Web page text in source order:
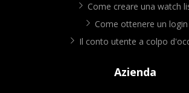
Come creare una watch
Come ottenere un login
Il conto utente a colpo
Azienda